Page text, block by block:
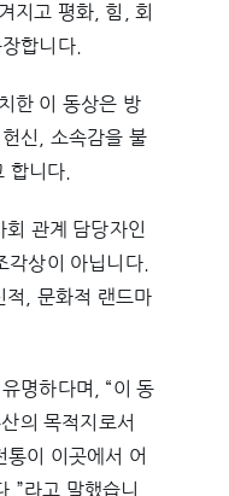
지고 평화, 힘, 회
합니다.
한 이 동상은 방
신, 소속감을 불
합니다.
관계 담당자인
각상이 아닙니다.
적, 문화적 랜드마
명하다며, “이 동
의 목적지로서
이 이곳에서 어
.”라고 말했습니